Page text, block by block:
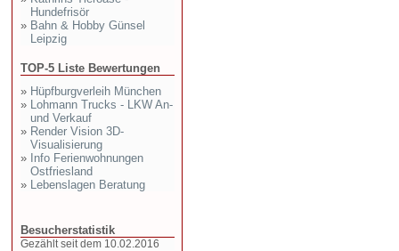
Hundefrisör
» Bahn & Hobby Günsel
Leipzig
TOP-5 Liste Bewertungen
» Hüpfburgverleih München
» Lohmann Trucks - LKW An-
und Verkauf
» Render Vision 3D-
Visualisierung
» Info Ferienwohnungen
Ostfriesland
» Lebenslagen Beratung
Besucherstatistik
Gezählt seit dem 10.02.2016